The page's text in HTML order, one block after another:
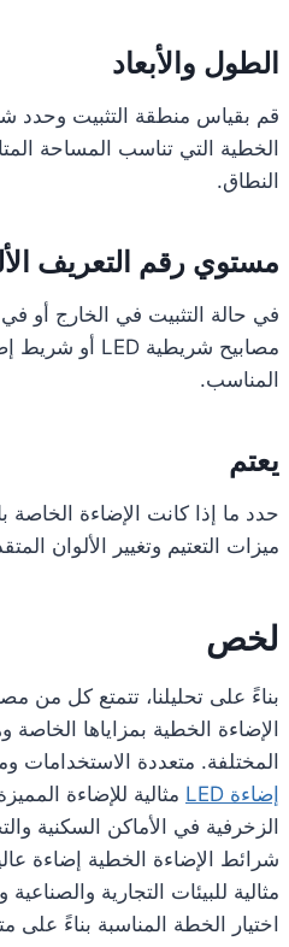
الطول والأبعاد
الخطية التي تناسب المساحة
النطاق.
مستوي رقم التعريف
في حالة التثبيت في الخارج أو
المناسب.
يعتم
حدد ما إذا كانت الإضاءة الخاصة
ميزات التعتيم وتغيير الألوان
لخص
الإضاءة الخطية بمزاياها
المختلفة. متعددة الاستخدامات
إضاءة LED
مثالية للإضاءة
الزخرفية في الأماكن السكنية
شرائط الإضاءة الخطية إضاءة
مثالية للبيئات التجارية
اختيار الخطة المناسبة بناءً على